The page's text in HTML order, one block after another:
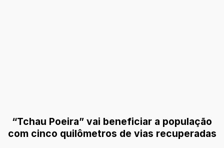
“Tchau Poeira” vai beneficiar a população
com cinco quilômetros de vias recuperadas